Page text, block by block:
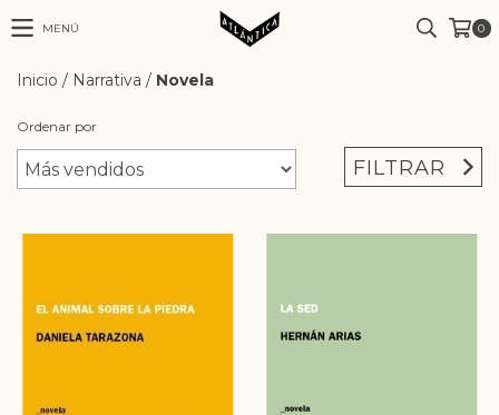
MENÚ 0
Inicio / Narrativa / Novela
Ordenar por
FILTRAR